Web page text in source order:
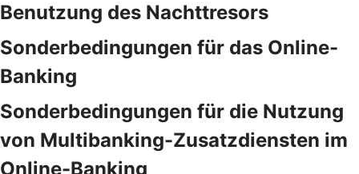
Benutzung des Nachttresors
Sonderbedingungen für das Online-
Banking
Sonderbedingungen für die Nutzung
von Multibanking-Zusatzdiensten im
Online-Banking